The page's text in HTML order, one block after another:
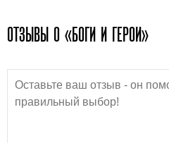
ОТЗЫВЫ О «БОГИ И ГЕРОИ»